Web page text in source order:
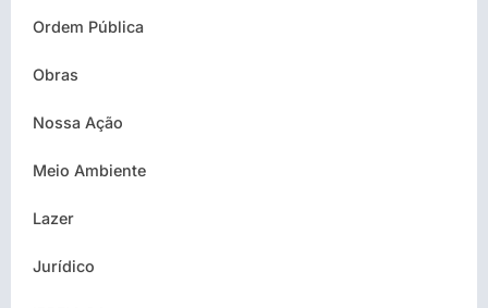
Ordem Pública
Obras
Nossa Ação
Meio Ambiente
Lazer
Jurídico